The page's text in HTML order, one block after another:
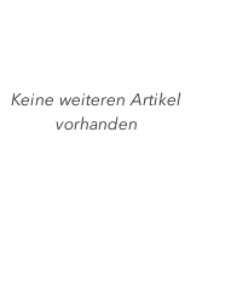
Keine weiteren Artikel
vorhanden